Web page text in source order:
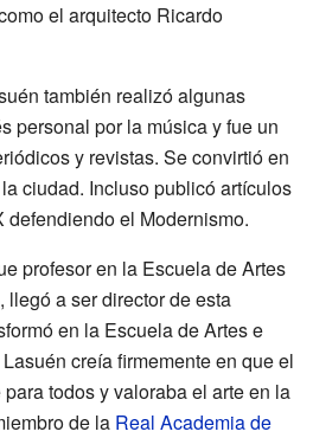
el arquitecto Ricardo
también realizó algunas
personal por la música y fue un
y revistas. Se convirtió en
ciudad. Incluso publicó artículos
el Modernismo.
profesor en la Escuela de Artes
llegó a ser director de esta
en la Escuela de Artes e
creía firmemente en que el
todos y valoraba el arte en la
de la Real Academia de